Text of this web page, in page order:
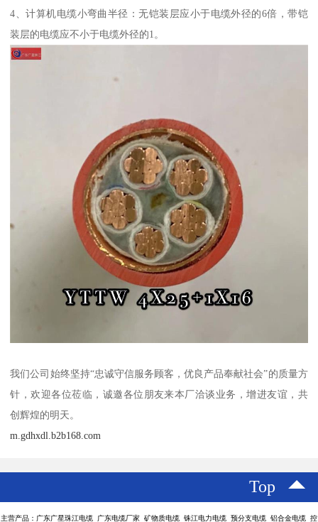
4、计算机电缆小弯曲半径：无铠装层应小于电缆外径的6倍，带铠
装层的电缆应不小于电缆外径的1。
我们公司始终坚持“忠诚守信服务顾客，优良产品奉献社会”的质量方
针，欢迎各位莅临，诚邀各位朋友来本厂洽谈业务，增进友谊，共
创辉煌的明天。
m.gdhxdl.b2b168.com
Top
主营产品：广东广星珠江电缆 广东电缆厂家 矿物质电缆 铢江电力电缆 预分支电缆 铝合金电缆 控